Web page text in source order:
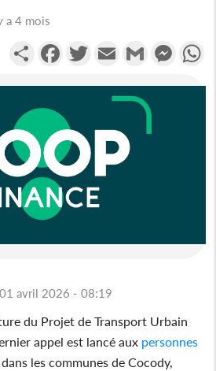
a 4 mois
PartagerFacebookTwitterEmail Gmail
avril 2026 - 08:19
du Projet de Transport Urbain
appel est lancé aux personnes
dans les communes de Cocody,